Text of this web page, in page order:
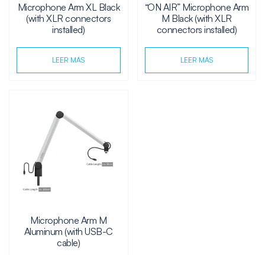
Microphone Arm XL Black
(with XLR connectors
installed)
LEER MÁS
“ON AIR” Microphone Arm
M Black (with XLR
connectors installed)
LEER MÁS
Microphone Arm M
Aluminum (with USB-C
cable)